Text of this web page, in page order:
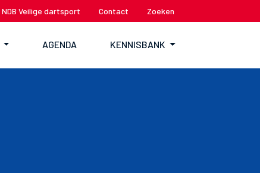
NDB Veilige dartsport Contact Zoeken
AGENDA KENNISBANK